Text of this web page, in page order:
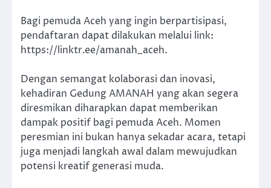
Bagi pemuda Aceh yang ingin berpartisipasi,
pendaftaran dapat dilakukan melalui link:
https://linktr.ee/amanah_aceh.
Dengan semangat kolaborasi dan inovasi,
kehadiran Gedung AMANAH yang akan segera
diresmikan diharapkan dapat memberikan
dampak positif bagi pemuda Aceh. Momen
peresmian ini bukan hanya sekadar acara, tetapi
juga menjadi langkah awal dalam mewujudkan
potensi kreatif generasi muda.